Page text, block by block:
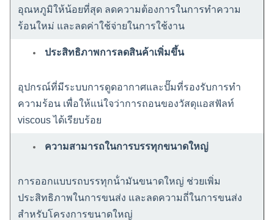
อุณหภูมิให้น้อยที่สุด ลดความต้องการในการทําความ
ร้อนใหม่ และลดค่าใช้จ่ายในการใช้งาน
ประสิทธิภาพการลดสินค้าเพิ่มขึ้น
อุปกรณ์ที่มีระบบการดูดอากาศและปั๊มที่รองรับการทํา
ความร้อน เพื่อให้แน่ใจว่าการถอนของวัสดุแอสฟัลท์
viscous ได้เรียบร้อย
ความสามารถในการบรรทุกขนาดใหญ่
การออกแบบรถบรรทุกน้ํามันขนาดใหญ่ ช่วยเพิ่ม
ประสิทธิภาพในการขนส่ง และลดความถี่ในการขนส่ง
สําหรับโครงการขนาดใหญ่